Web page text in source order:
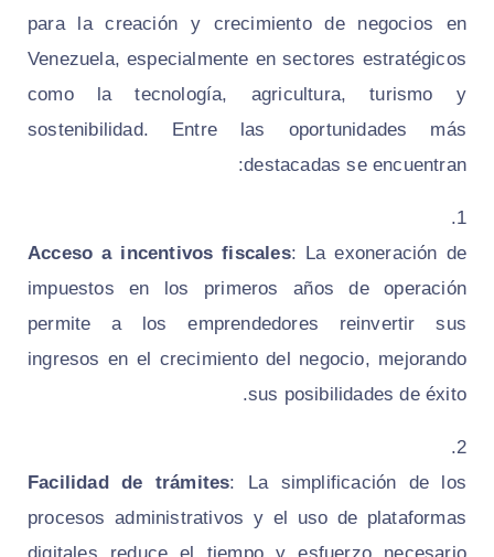
para la creación y crecimiento de negocios en
Venezuela, especialmente en sectores estratégicos
como la tecnología, agricultura, turismo y
sostenibilidad. Entre las oportunidades más
destacadas se encuentran:
Acceso a incentivos fiscales: La exoneración de
impuestos en los primeros años de operación
permite a los emprendedores reinvertir sus
ingresos en el crecimiento del negocio, mejorando
sus posibilidades de éxito.
Facilidad de trámites: La simplificación de los
procesos administrativos y el uso de plataformas